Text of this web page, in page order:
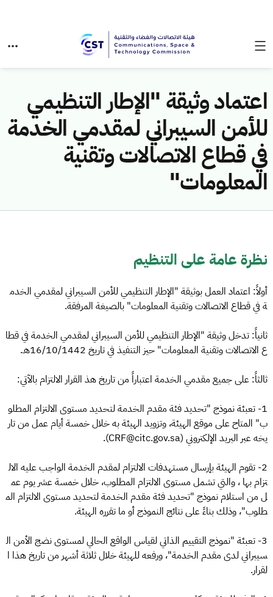
اعتماد وثيقة "الإطار التنظيمي
للأمن السيبراني لمقدمي الخدمة
في قطاع الاتصالات وتقنية
المعلومات"
نظرة عامة على التنظيم
أولاً: اعتماد العمل بوثيقة "الإطار التنظيمي للأمن السيبراني لمقدمي الخدم
ة في قطاع الاتصالات وتقنية المعلومات" بالصيغة المرفقة.
ثانياً: تدخل وثيقة "الإطار التنظيمي للأمن السيبراني لمقدمي الخدمة في قطا
ع الاتصالات وتقنية المعلومات" حيز التنفيذ في تاريخ 16/10/1442هـ.
ثالثاً: على جميع مقدمي الخدمة اعتباراً من تاريخ هذ القرار الالتزام بالآتي:
1- تعبئة نموذج "تحديد فئة مقدم الخدمة لتحديد مستوى الالتزام المطلو
ب" المتاح على موقع الهيئة، وتزويد الهيئة به خلال خمسة أيام عمل من تار
يخه عبر البريد الإلكتروني (CRF@citc.gov.sa).
2- تقوم الهيئة بإرسال مستهدفات الالتزام لمقدم الخدمة الواجب عليه الال
تزام بها ، والتي تشمل مستوى الالتزام المطلوب، خلال خمسة عشر يوم عم
ل من استلام نموذج "تحديد فئة مقدم الخدمة لتحديد مستوى الالتزام الم
طلوب"، وذلك بناءً على نتائج النموذج أو ما تقرره الهيئة.
3- تعبئة "نموذج التقييم الذاتي لقياس الواقع الحالي لمستوى نضج الأمن ال
سيبراني لدى مقدم الخدمة"، ورفعه للهيئة خلال ثلاثة أشهر من تاريخ هذا ا
لقرار.